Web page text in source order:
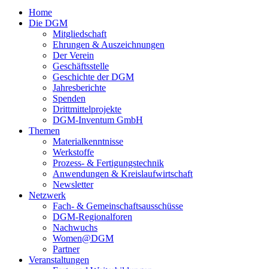
Home
Die DGM
Mitgliedschaft
Ehrungen & Auszeichnungen
Der Verein
Geschäftsstelle
Geschichte der DGM
Jahresberichte
Spenden
Drittmittelprojekte
DGM-Inventum GmbH
Themen
Materialkenntnisse
Werkstoffe
Prozess- & Fertigungstechnik
Anwendungen & Kreislaufwirtschaft
Newsletter
Netzwerk
Fach- & Gemeinschaftsausschüsse
DGM-Regionalforen
Nachwuchs
Women@DGM
Partner
Veranstaltungen